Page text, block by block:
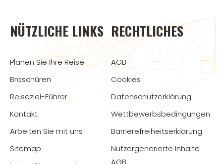
NÜTZLICHE LINKS
Planen Sie Ihre Reise
Broschüren
Reiseziel-Führer
Kontakt
Arbeiten Sie mit uns
Sitemap
RECHTLICHES
AGB
Cookies
Datenschutzerklärung
Wettbewerbsbedingungen
Barrierefreiheitserklärung
Nutzergenerierte Inhalte
AGB